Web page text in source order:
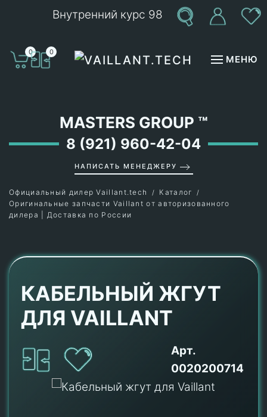
Внутренний курс 98
0 0
МЕНЮ
MASTERS GROUP ™
8 (921) 960-42-04
НАПИСАТЬ МЕНЕДЖЕРУ
Официальный дилер Vaillant.tech
Каталог
Оригинальные запчасти Vaillant от авторизованного
дилера | Доставка по России
КАБЕЛЬНЫЙ ЖГУТ
ДЛЯ VAILLANT
Арт.
0020200714